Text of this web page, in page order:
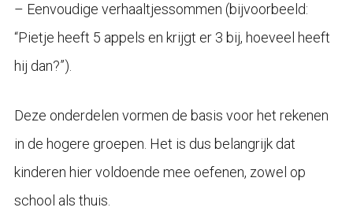
– Eenvoudige verhaaltjessommen (bijvoorbeeld:
“Pietje heeft 5 appels en krijgt er 3 bij, hoeveel heeft
hij dan?”).
Deze onderdelen vormen de basis voor het rekenen
in de hogere groepen. Het is dus belangrijk dat
kinderen hier voldoende mee oefenen, zowel op
school als thuis.